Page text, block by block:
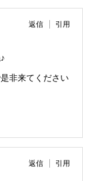
返信 引用
非来てください
返信 引用